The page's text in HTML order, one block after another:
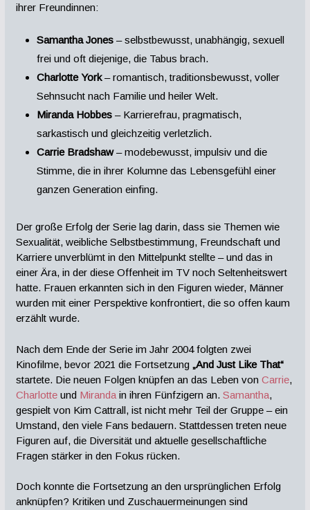
ihrer Freundinnen:
Samantha Jones– selbstbewusst, unabhängig, sexuell
frei und oft diejenige, die Tabus brach.
Charlotte York– romantisch, traditionsbewusst, voller
Sehnsucht nach Familie und heiler Welt.
Miranda Hobbes– Karrierefrau, pragmatisch,
sarkastisch und gleichzeitig verletzlich.
Carrie Bradshaw– modebewusst, impulsiv und die
Stimme, die in ihrer Kolumne das Lebensgefühl einer
ganzen Generation einfing.
Der große Erfolg der Serie lag darin, dass sie Themen wie
Sexualität, weibliche Selbstbestimmung, Freundschaft und
Karriere unverblümt in den Mittelpunkt stellte – und das in
einer Ära, in der diese Offenheit im TV noch Seltenheitswert
hatte. Frauen erkannten sich in den Figuren wieder, Männer
wurden mit einer Perspektive konfrontiert, die so offen kaum
erzählt wurde.
Nach dem Ende der Serie im Jahr 2004 folgten zwei
Kinofilme, bevor 2021 die Fortsetzung „And Just Like That“
startete. Die neuen Folgen knüpfen an das Leben von Carrie,
Charlotte und Miranda in ihren Fünfzigern an. Samantha,
gespielt von Kim Cattrall, ist nicht mehr Teil der Gruppe – ein
Umstand, den viele Fans bedauern. Stattdessen treten neue
Figuren auf, die Diversität und aktuelle gesellschaftliche
Fragen stärker in den Fokus rücken.
Doch konnte die Fortsetzung an den ursprünglichen Erfolg
anknüpfen? Kritiken und Zuschauermeinungen sind